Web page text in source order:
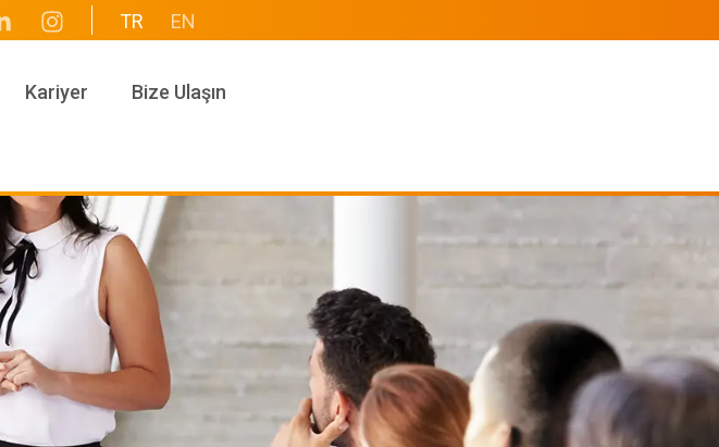
TR EN
Kariyer Bize Ulaşın